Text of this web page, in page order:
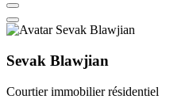
Sevak Blawjian
Courtier immobilier résidentiel